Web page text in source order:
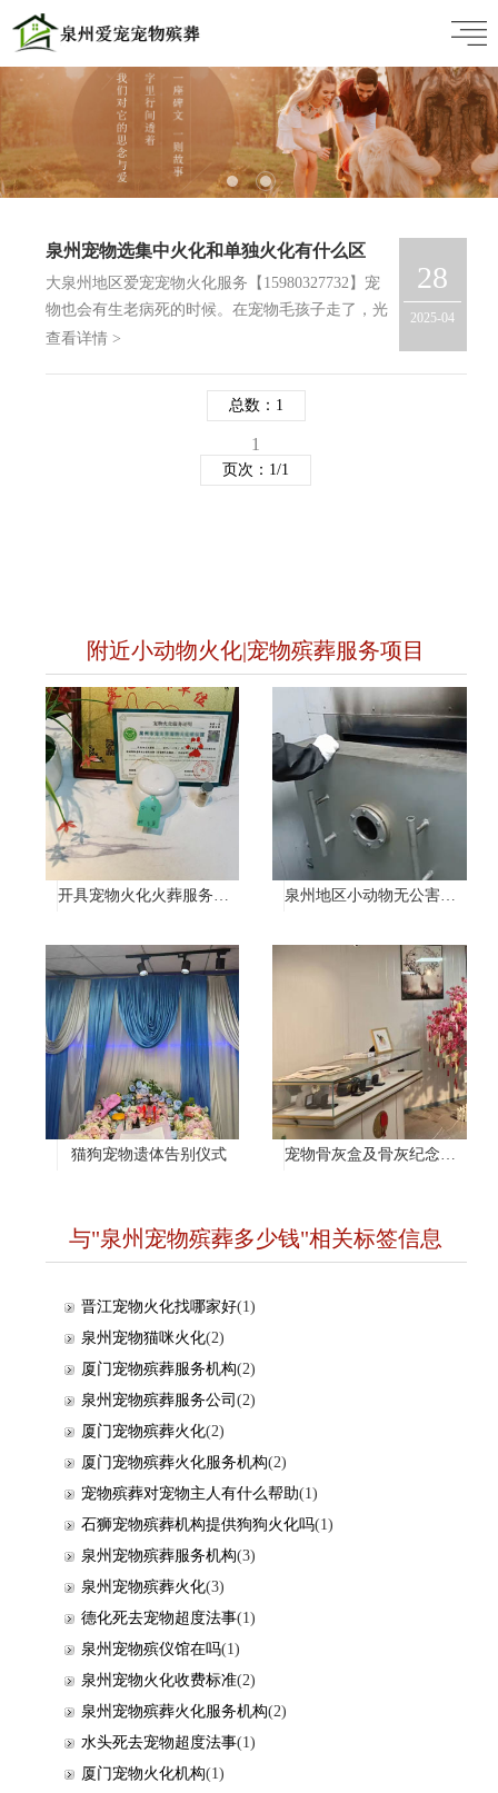
泉州宠物选集中火化和单独火化有什么区
别?怎么选不踩坑?
大泉州地区爱宠宠物火化服务【15980327732】宠
物也会有生老病死的时候。在宠物毛孩子走了，光
是处理后事就愁得不行，光是火化方式就让人纠结
别？其实这里面区别还是很多的，以下爱宠宠物火
查看详情 >
28
2025-04
总数：1
1
页次：1/1
附近小动物火化|宠物殡葬服务项目
开具宠物火化火葬服务证明 泉州地区小动物无公害处理
猫狗宠物遗体告别仪式
与"泉州宠物殡葬多少钱"相关标签信息
晋江宠物火化找哪家好(1)
泉州宠物猫咪火化(2)
厦门宠物殡葬服务机构(2)
泉州宠物殡葬服务公司 (2)
厦门宠物殡葬火化(2)
厦门宠物殡葬火化服务机构(2)
宠物殡葬对宠物主人有什么帮助(1)
石狮宠物殡葬机构提供狗狗火化吗(1)
泉州宠物殡葬服务机构(3)
泉州宠物殡葬火化(3)
德化死去宠物超度法事(1)
泉州宠物殡仪馆在吗(1)
泉州宠物火化收费标准(2)
泉州宠物殡葬火化服务机构(2)
水头死去宠物超度法事(1)
厦门宠物火化机构(1)